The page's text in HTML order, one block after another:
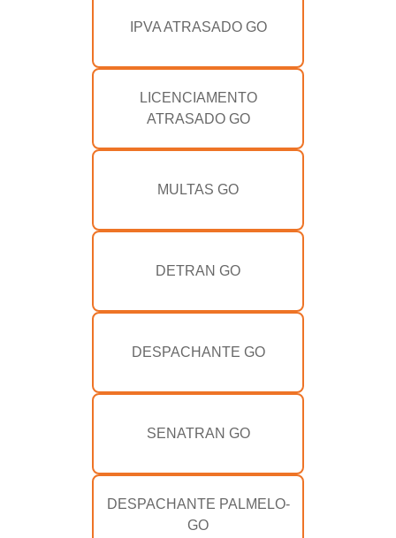
IPVA ATRASADO GO
LICENCIAMENTO
ATRASADO GO
MULTAS GO
DETRAN GO
DESPACHANTE GO
SENATRAN GO
DESPACHANTE PALMELO-
GO